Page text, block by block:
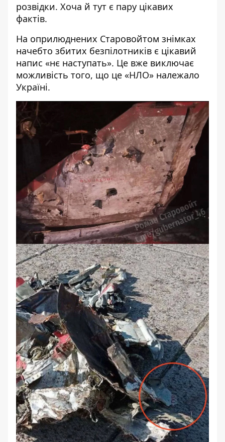
розвідки. Хоча й тут є пару цікавих
фактів.
На оприлюднених Старовойтом знімках
начебто збитих безпілотників є цікавий
напис «нє наступать». Це вже виключає
можливість того, що це «НЛО» належало
Україні.